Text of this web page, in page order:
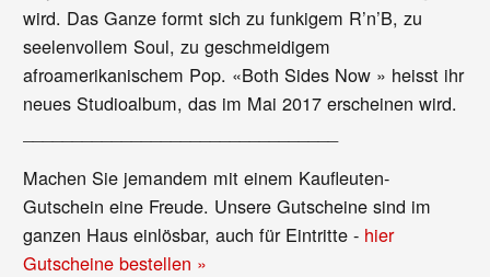
wird. Das Ganze formt sich zu funkigem R’n’B, zu
seelenvollem Soul, zu geschmeidigem
afroamerikanischem Pop. «Both Sides Now » heisst ihr
neues Studioalbum, das im Mai 2017 erscheinen wird.
Machen Sie jemandem mit einem Kaufleuten-
Gutschein eine Freude. Unsere Gutscheine sind im
ganzen Haus einlösbar, auch für Eintritte - hier
Gutscheine bestellen »